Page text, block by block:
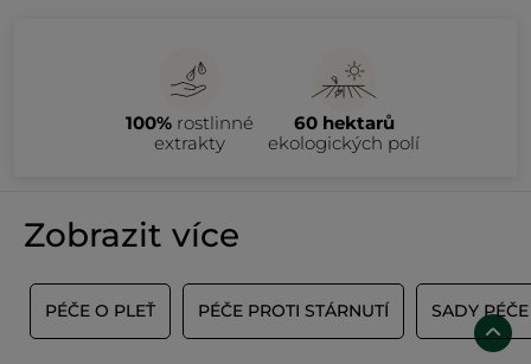
100% rostlinné
extrakty
60 hektarů
ekologických polí
Zobrazit více
PÉČE O PLEŤ PÉČE PROTI STÁRNUTÍ SADY